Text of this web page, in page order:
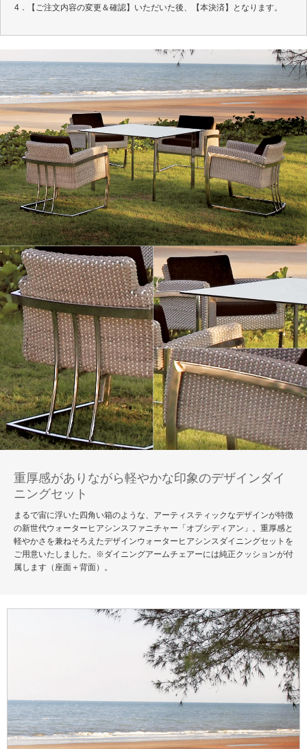
4．【ご注文内容の変更＆確認】いただいた後、【本決済】となります。
重厚感がありながら軽やかな印象のデザインダイ
ニングセット
まるで宙に浮いた四角い箱のような、アーティスティックなデザインが特徴
の新世代ウォーターヒアシンスファニチャー「オブシディアン」。重厚感と
軽やかさを兼ねそろえたデザインウォーターヒアシンスダイニングセットを
ご用意いたしました。※ダイニングアームチェアーには純正クッションが付
属します（座面＋背面）。